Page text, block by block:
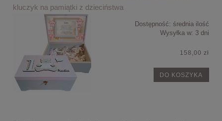
kluczyk na pamiątki z dzieciństwa
Dostępność: średnia ilość
Wysyłka w: 3 dni
158,00 zł
DO KOSZYKA